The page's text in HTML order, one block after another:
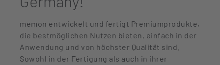
memon entwickelt und fertigt Premiumprodukte,
die bestmöglichen Nutzen bieten, einfach in der
Anwendung und von höchster Qualität sind.
Sowohl in der Fertigung als auch in ihrer